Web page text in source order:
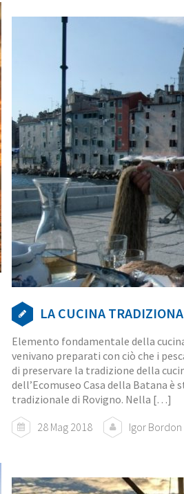
LA CUCINA
Elemento fondamentale della
venivano preparati con ciò che i
di preservare la tradizione della
dell’Ecomuseo Casa della Batana
tradizionale di Rovigno. Nella […]
28 Mag 2018
Igor Bordon